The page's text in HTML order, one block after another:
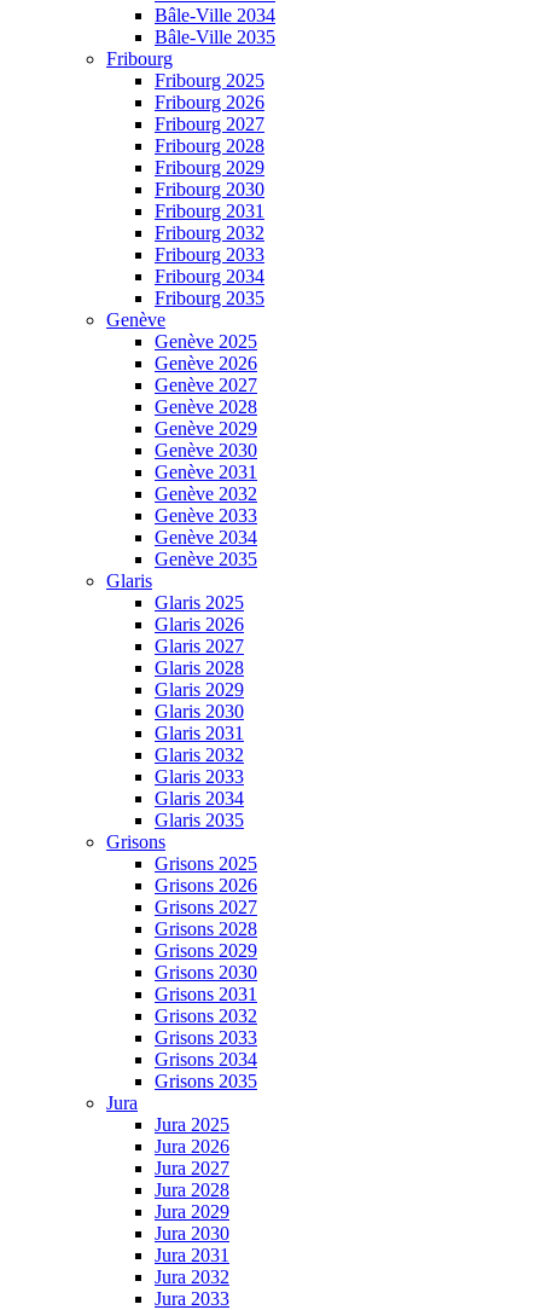
Bâle-Ville 2034
Bâle-Ville 2035
Fribourg
Fribourg 2025
Fribourg 2026
Fribourg 2027
Fribourg 2028
Fribourg 2029
Fribourg 2030
Fribourg 2031
Fribourg 2032
Fribourg 2033
Fribourg 2034
Fribourg 2035
Genève
Genève 2025
Genève 2026
Genève 2027
Genève 2028
Genève 2029
Genève 2030
Genève 2031
Genève 2032
Genève 2033
Genève 2034
Genève 2035
Glaris
Glaris 2025
Glaris 2026
Glaris 2027
Glaris 2028
Glaris 2029
Glaris 2030
Glaris 2031
Glaris 2032
Glaris 2033
Glaris 2034
Glaris 2035
Grisons
Grisons 2025
Grisons 2026
Grisons 2027
Grisons 2028
Grisons 2029
Grisons 2030
Grisons 2031
Grisons 2032
Grisons 2033
Grisons 2034
Grisons 2035
Jura
Jura 2025
Jura 2026
Jura 2027
Jura 2028
Jura 2029
Jura 2030
Jura 2031
Jura 2032
Jura 2033